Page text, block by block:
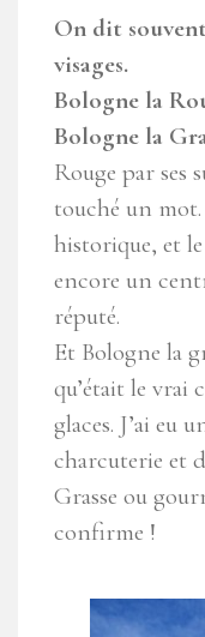
On dit
visages.
Bologne la
Bologne la
Rouge par ses
touché un
historique, et
encore un
réputé.
Et Bologne la
qu’était le vrai
glaces. J’ai eu
charcuterie et
Grasse ou
confirme !